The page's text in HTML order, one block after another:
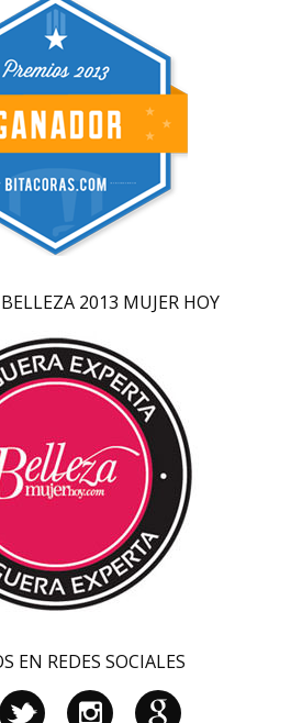
2013 MUJER HOY
EN REDES SOCIALES